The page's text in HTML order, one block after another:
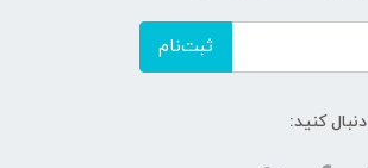
ثبت‌نام
کنید: